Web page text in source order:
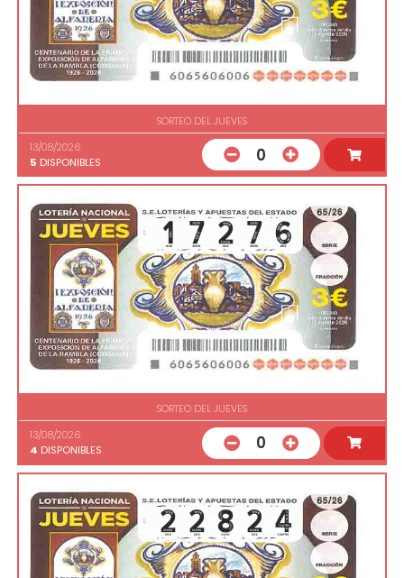
SORTEO DEL JUEVES
13/08/2026
5 DISPONIBLES 0
SORTEO DEL JUEVES
13/08/2026
4 DISPONIBLES 0